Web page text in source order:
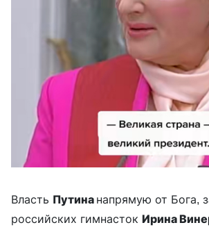
Власть Путина напрямую от Бога,
российских гимнасток Ирина